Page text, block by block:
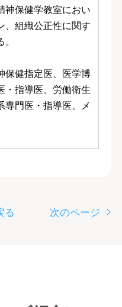
神保健学教室におい
、組織公正性に関す
保健指定医、医学博
・指導医、労働衛生
専門医・指導医、メ
る 次のページ